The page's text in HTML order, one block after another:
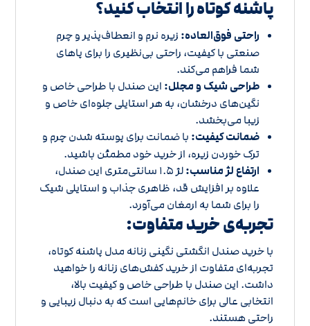
پاشنه کوتاه را انتخاب کنید؟
راحتی فوق‌العاده: زیره نرم و انعطاف‌پذیر و چرم
صنعتی با کیفیت، راحتی بی‌نظیری را برای پاهای
شما فراهم می‌کند.
طراحی شیک و مجلل: این صندل با طراحی خاص و
نگین‌های درخشان، به هر استایلی جلوه‌ای خاص و
زیبا می‌بخشد.
ضمانت کیفیت: با ضمانت برای پوسته شدن چرم و
ترک خوردن زیره، از خرید خود مطمئن باشید.
ارتفاع لژ مناسب:
لژ ۱.۵ سانتی‌متری این صندل،
علاوه بر افزایش قد، ظاهری جذاب و استایلی شیک
را برای شما به ارمغان می‌آورد.
تجربه‌ی خرید متفاوت:
با خرید صندل انگشتی نگینی زنانه مدل پاشنه کوتاه،
تجربه‌ای متفاوت از خرید کفش‌های زنانه را خواهید
داشت. این صندل با طراحی خاص و کیفیت بالا،
انتخابی عالی برای خانم‌هایی است که به دنبال زیبایی و
راحتی هستند.